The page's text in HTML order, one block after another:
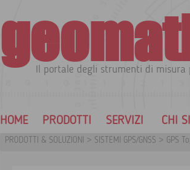
Il portale degli strumenti di
HOME PRODOTTI SERVIZI CHI
PRODOTTI & SOLUZIONI > SISTEMI GPS/GNSS > GPS